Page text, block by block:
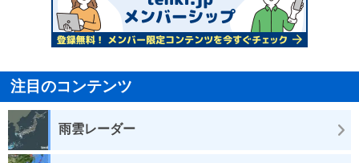
注目のコンテンツ
雨雲レーダー